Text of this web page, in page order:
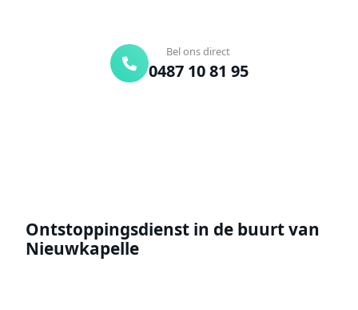
Bel ons direct
0487 10 81 95
Ontstoppingsdienst in de buurt van
Nieuwkapelle